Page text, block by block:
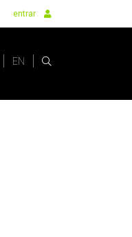
entrar
EN